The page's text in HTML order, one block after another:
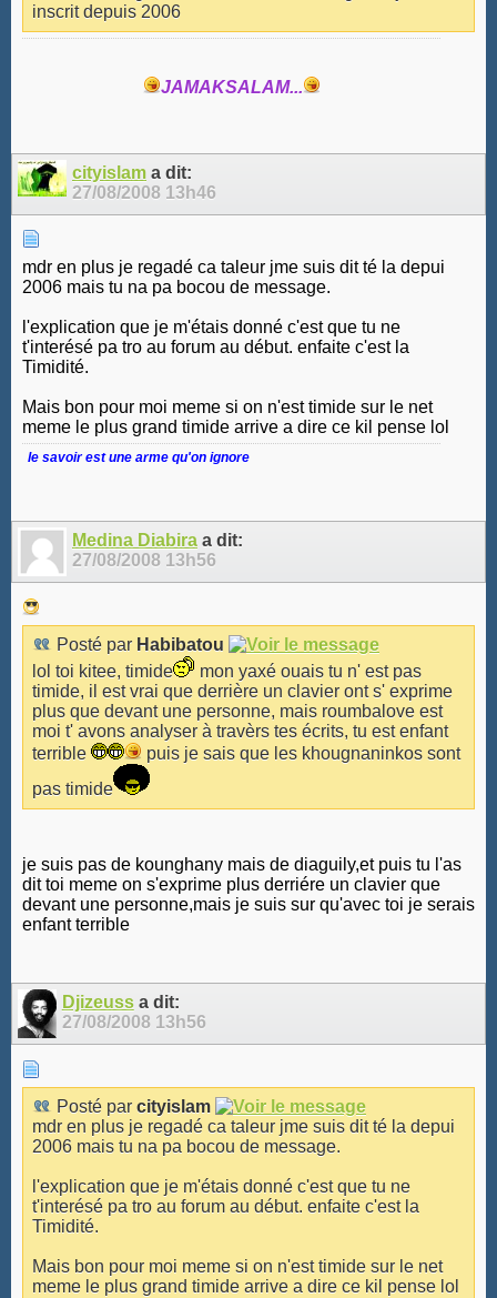
inscrit depuis 2006
JAMAKSALAM...
cityislam a dit:
27/08/2008 13h46
mdr en plus je regadé ca taleur jme suis dit té la depui
2006 mais tu na pa bocou de message.
l'explication que je m'étais donné c'est que tu ne
t'interésé pa tro au forum au début. enfaite c'est la
Timidité.
Mais bon pour moi meme si on n'est timide sur le net
meme le plus grand timide arrive a dire ce kil pense lol
le savoir est une arme qu'on ignore
Medina Diabira a dit:
27/08/2008 13h56
Posté par Habibatou
lol toi kitee, timide
mon yaxé ouais tu n' est pas
timide, il est vrai que derrière un clavier ont s' exprime
plus que devant une personne, mais roumbalove est
moi t' avons analyser à travèrs tes écrits, tu est enfant
terrible
puis je sais que les khougnaninkos sont
pas timide
je suis pas de kounghany mais de diaguily,et puis tu l'as
dit toi meme on s'exprime plus derriére un clavier que
devant une personne,mais je suis sur qu'avec toi je serais
enfant terrible
Djizeussa dit:
27/08/2008 13h56
Posté par cityislam
mdr en plus je regadé ca taleur jme suis dit té la depui
2006 mais tu na pa bocou de message.
l'explication que je m'étais donné c'est que tu ne
t'interésé pa tro au forum au début. enfaite c'est la
Timidité.
Mais bon pour moi meme si on n'est timide sur le net
meme le plus grand timide arrive a dire ce kil pense lol